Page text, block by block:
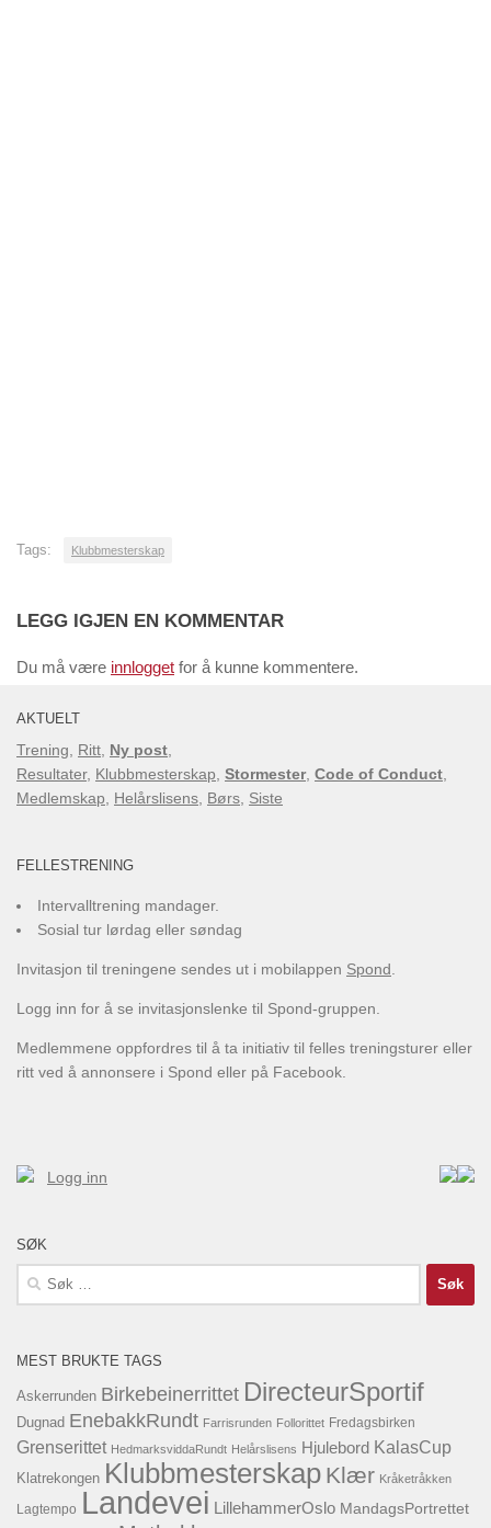
Tags: Klubbmesterskap
LEGG IGJEN EN KOMMENTAR
Du må være innlogget for å kunne kommentere.
AKTUELT
Trening Ritt Ny post
Resultater, Klubbmesterskap Stormester, Code of Conduct
Medlemskap
Helårslisens Børs Siste
FELLESTRENING
Intervalltrening mandager.
Sosial tur lørdag eller søndag
Invitasjon til treningene sendes ut i mobilappen Spond
Logg inn for å se invitasjonslenke til Spond-gruppen.
Medlemmene oppfordres til å ta initiativ til felles treningsturer eller
ritt ved å annonsere i Spond eller på Facebook.
Logg inn
SØK
Søk
MEST BRUKTE TAGS
Askerrunden Birkebeinerrittet DirecteurSportif
Dugnad EnebakkRundt Farrisrunden Follorittet Fredagsbirken
Grenserittet HedmarksviddaRundt Helårslisens Hjulebord KalasCup
Klatrekongen Klubbmesterskap Klær Kråketråkken
Lagtempo Landevei LillehammerOslo MandagsPortrettet